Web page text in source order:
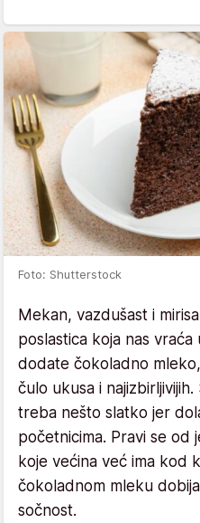
Foto: Shutterstock
Mekan, vazdušast i
poslastica koja nas
dodate čokoladno
čulo ukusa i
treba nešto slatko jer
početnicima. Pravi se od
koje većina već ima kod
čokoladnom mleku
sočnost.